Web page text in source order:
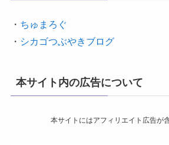
・ ちゅまろぐ
・ シカゴつぶやきブログ
本サイト内の広告について
本サイトにはアフィリエイト広告が